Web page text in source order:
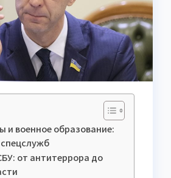
и военное образование:
от антитеррора до